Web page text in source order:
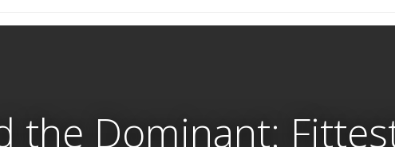
the Dominant: